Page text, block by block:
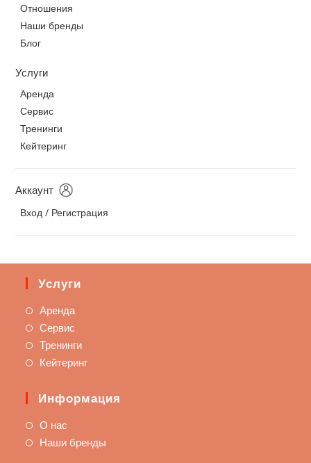
Отношения
Наши бренды
Блог
Услуги
Аренда
Сервис
Тренинги
Кейтеринг
Аккаунт
Вход / Регистрация
Услуги
Аренда
Сервис
Тренинги
Кейтеринг
Информация
О нас
Наши бренды